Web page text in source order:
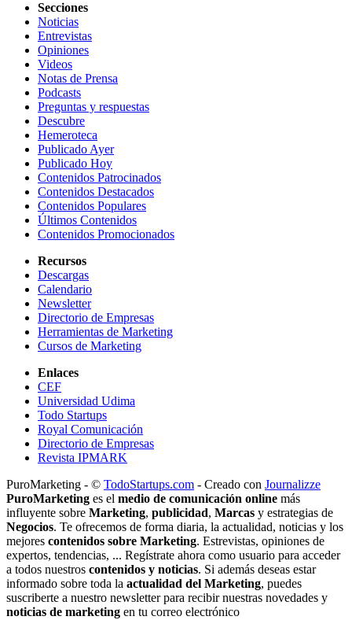
Secciones
Noticias
Entrevistas
Opiniones
Videos
Notas de Prensa
Podcasts
Preguntas y respuestas
Descubre
Hemeroteca
Publicado Ayer
Publicado Hoy
Contenidos Patrocinados
Contenidos Destacados
Contenidos Populares
Últimos Contenidos
Contenidos Promocionados
Recursos
Descargas
Calendario
Newsletter
Directorio de Empresas
Herramientas de Marketing
Cursos de Marketing
Enlaces
CEF
Universidad Udima
Todo Startups
Royal Comunicación
Directorio de Empresas
Revista IPMARK
PuroMarketing - © TodoStartups.com - Creado con Journalizze
PuroMarketing es el medio de comunicación online más
influyente sobre Marketing, publicidad, Marcas y estrategias de
Negocios. Te ofrecemos de forma diaria, la actualidad, noticias y los
mejores contenidos sobre Marketing. Estrevistas, opiniones de
expertos, tendencias, ... Regístrate ahora como usuario para acceder
a todos nuestros contenidos y noticias. Si además deseas estar
informado sobre toda la actualidad del Marketing, puedes
suscriberte a nuestro newsletter para recibir nuestras novedades y
noticias de marketing en tu correo electrónico